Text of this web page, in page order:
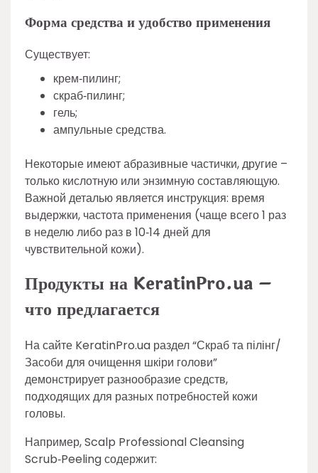
Форма средства и удобство применения
Существует:
крем‑пилинг;
скраб‑пилинг;
гель;
ампульные средства.
Некоторые имеют абразивные частички, другие –
только кислотную или энзимную составляющую.
Важной деталью является инструкция: время
выдержки, частота применения (чаще всего 1 раз
в неделю либо раз в 10‑14 дней для
чувствительной кожи).
Продукты на KeratinPro.ua –
что предлагается
На сайте KeratinPro.ua раздел “Скраб та пілінг/
Засоби для очищення шкіри голови”
демонстрирует разнообразие средств,
подходящих для разных потребностей кожи
головы.
Например, Scalp Professional Cleansing
Scrub‑Peeling содержит: